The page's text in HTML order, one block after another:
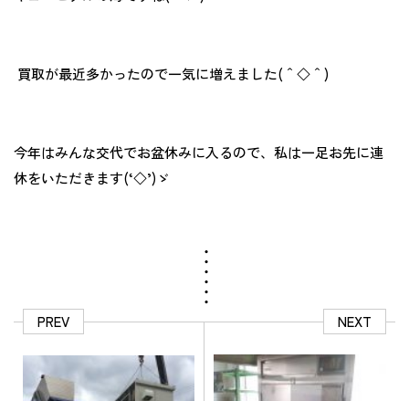
買取が最近多かったので一気に増えました(＾◇＾)
今年はみんな交代でお盆休みに入るので、私は一足お先に連
休をいただきます(‘◇’)ゞ
PREV NEXT